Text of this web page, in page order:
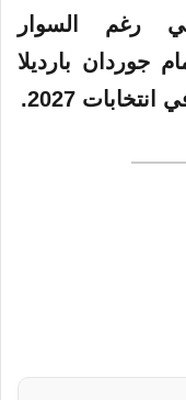
رغم السوار
جوردان بارديلا
2027.